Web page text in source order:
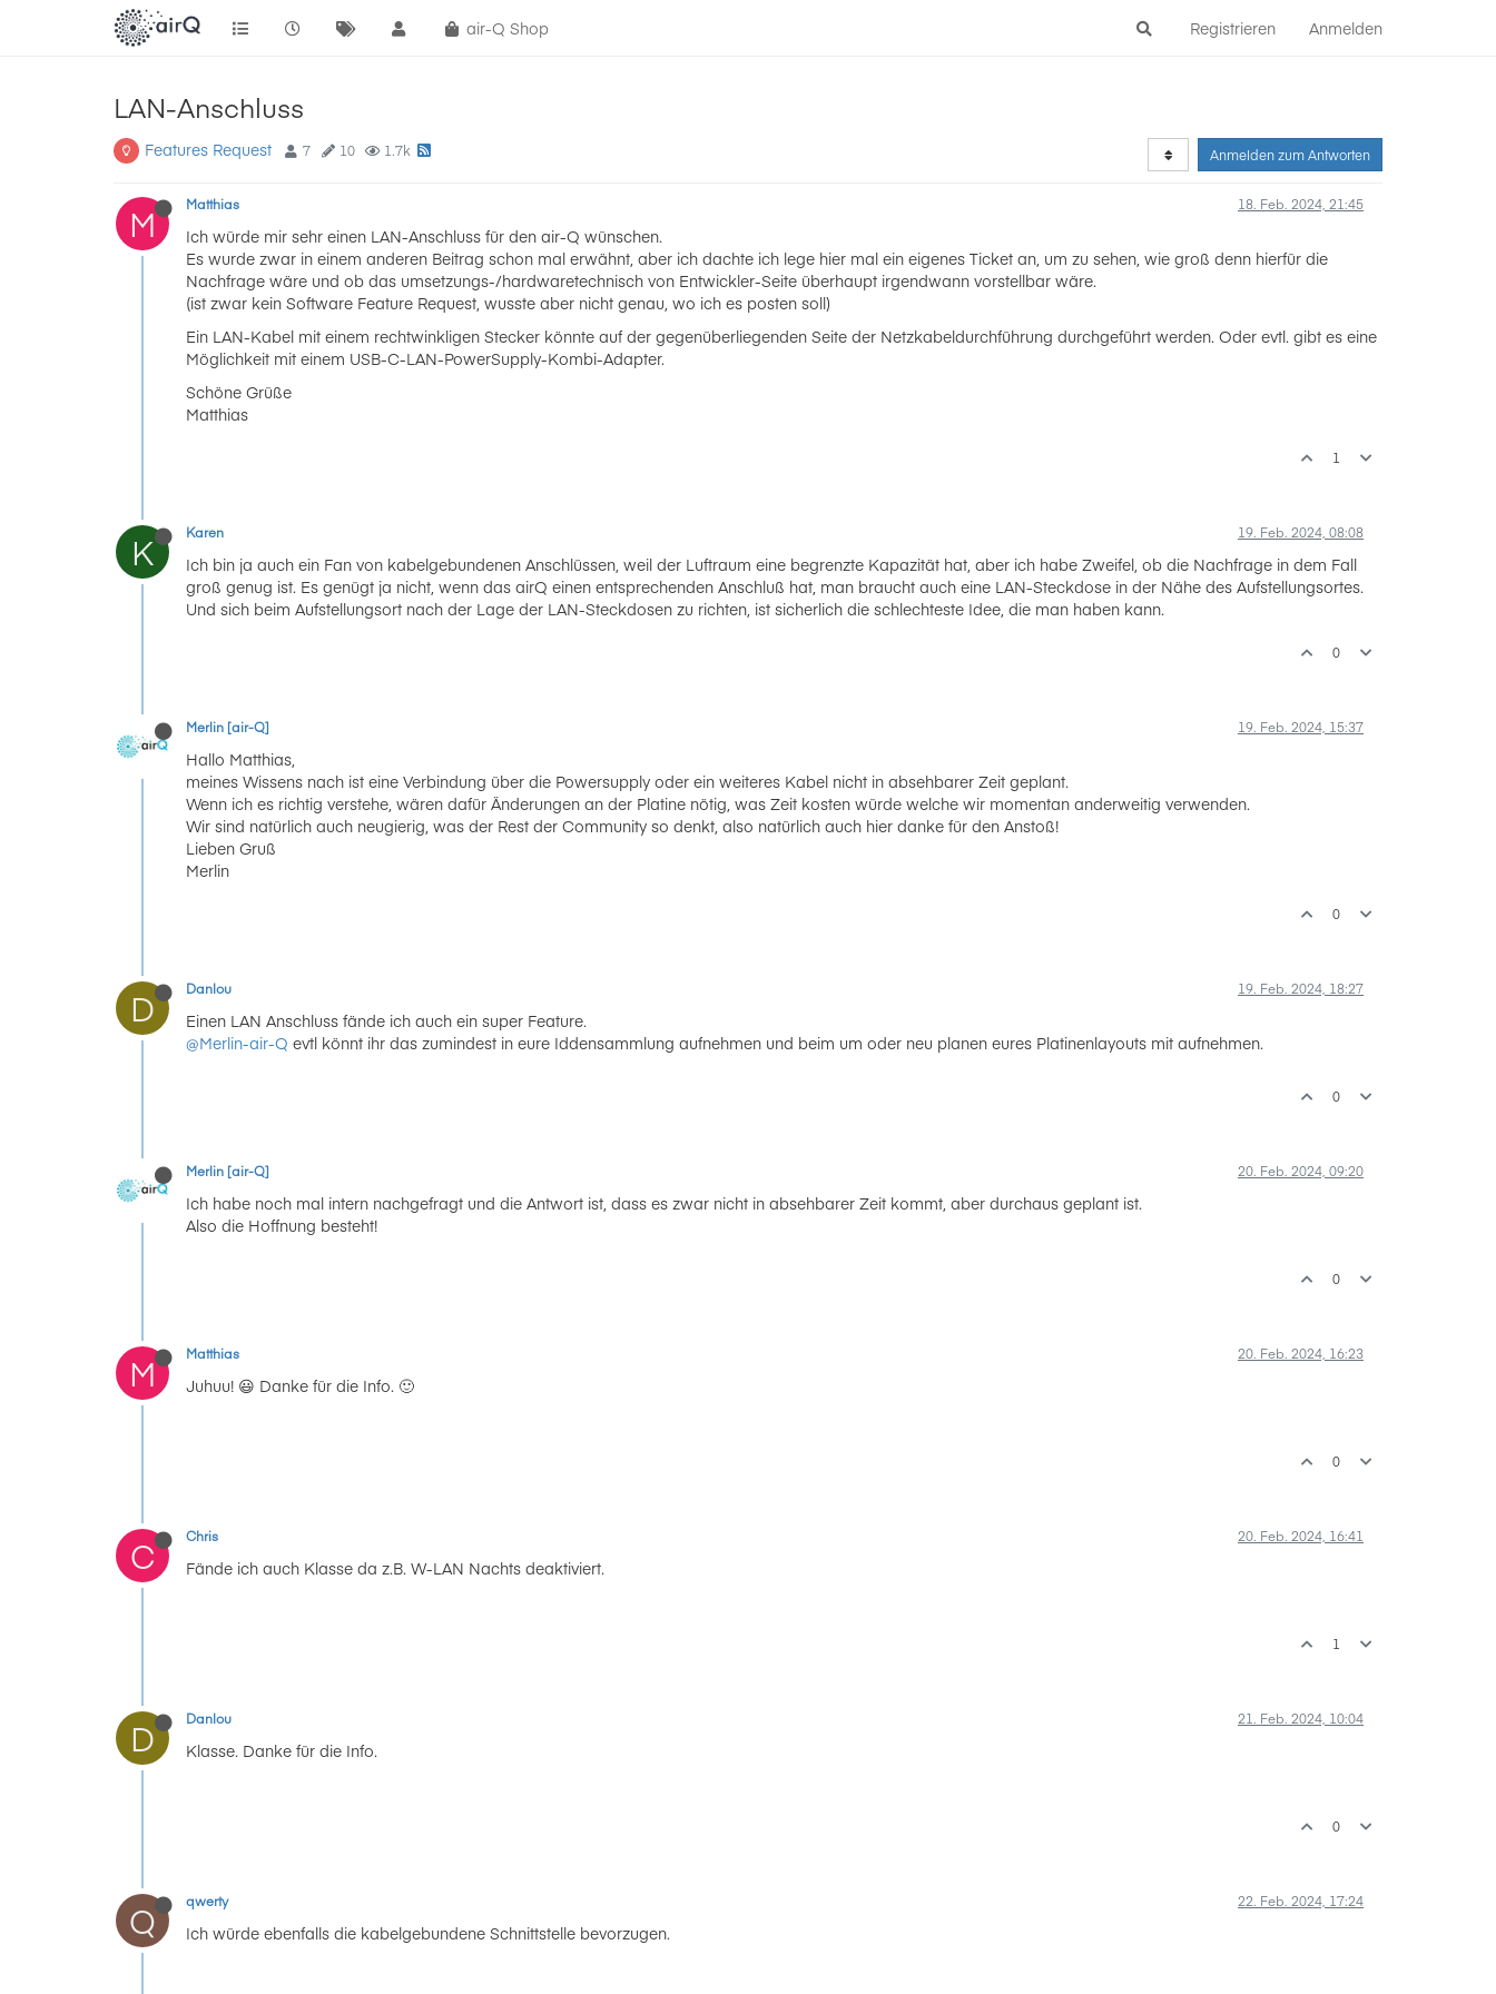
Registrieren Anmelden
air-Q Shop
LAN-Anschluss
Features Request 7 10 1.7k Anmelden zum Antworten
M Matthias 18. Feb. 2024, 21:45
Ich würde mir sehr einen LAN-Anschluss für den air-Q wünschen.
Es wurde zwar in einem anderen Beitrag schon mal erwähnt, aber ich dachte ich lege hier mal ein eigenes Ticket an, um zu sehen, wie groß denn hierfür die
Nachfrage wäre und ob das umsetzungs-/hardwaretechnisch von Entwickler-Seite überhaupt irgendwann vorstellbar wäre.
(ist zwar kein Software Feature Request, wusste aber nicht genau, wo ich es posten soll)
Ein LAN-Kabel mit einem rechtwinkligen Stecker könnte auf der gegenüberliegenden Seite der Netzkabeldurchführung durchgeführt werden. Oder evtl. gibt es eine
Möglichkeit mit einem USB-C-LAN-PowerSupply-Kombi-Adapter.
Schöne Grüße
Matthias
1
K Karen 19. Feb. 2024, 08:08
Ich bin ja auch ein Fan von kabelgebundenen Anschlüssen, weil der Luftraum eine begrenzte Kapazität hat, aber ich habe Zweifel, ob die Nachfrage in dem Fall
groß genug ist. Es genügt ja nicht, wenn das airQ einen entsprechenden Anschluß hat, man braucht auch eine LAN-Steckdose in der Nähe des Aufstellungsortes.
Und sich beim Aufstellungsort nach der Lage der LAN-Steckdosen zu richten, ist sicherlich die schlechteste Idee, die man haben kann.
0
Merlin [air-Q] 19. Feb. 2024, 15:37
Hallo Matthias,
meines Wissens nach ist eine Verbindung über die Powersupply oder ein weiteres Kabel nicht in absehbarer Zeit geplant.
Wenn ich es richtig verstehe, wären dafür Änderungen an der Platine nötig, was Zeit kosten würde welche wir momentan anderweitig verwenden.
Wir sind natürlich auch neugierig, was der Rest der Community so denkt, also natürlich auch hier danke für den Anstoß!
Lieben Gruß
Merlin
0
D Danlou 19. Feb. 2024, 18:27
Einen LAN Anschluss fände ich auch ein super Feature.
@Merlin-air-Q evtl könnt ihr das zumindest in eure Iddensammlung aufnehmen und beim um oder neu planen eures Platinenlayouts mit aufnehmen.
0
Merlin [air-Q] 20. Feb. 2024, 09:20
Ich habe noch mal intern nachgefragt und die Antwort ist, dass es zwar nicht in absehbarer Zeit kommt, aber durchaus geplant ist.
Also die Hoffnung besteht!
0
M Matthias 20. Feb. 2024, 16:23
Juhuu! 😃 Danke für die Info. 🙂
0
C Chris 20. Feb. 2024, 16:41
Fände ich auch Klasse da z.B. W-LAN Nachts deaktiviert.
1
D Danlou 21. Feb. 2024, 10:04
Klasse. Danke für die Info.
0
Q qwerty 22. Feb. 2024, 17:24
Ich würde ebenfalls die kabelgebundene Schnittstelle bevorzugen.